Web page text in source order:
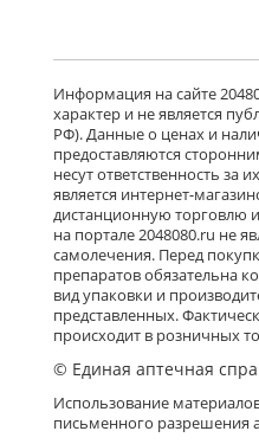
Информация на сайте
характер и не является
РФ). Данные о ценах и
предоставляются
несут ответственность за
является интернет-
дистанционную торговлю и
на портале 2048080.ru не
самолечения. Перед
препаратов обязательна
вид упаковки и
представленных.
происходит в розничных
© Единая аптечная
Использование
письменного разрешения